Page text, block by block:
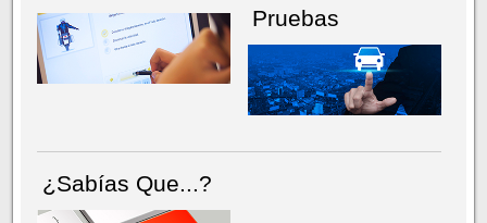
Pruebas
¿Sabías Que...?